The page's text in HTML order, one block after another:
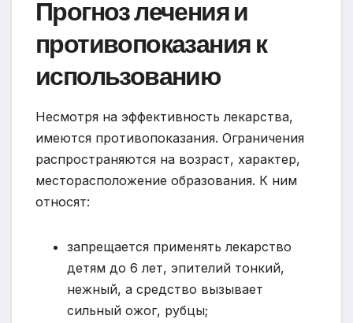
Прогноз лечения и
противопоказания к
использованию
Несмотря на эффективность лекарства,
имеются противопоказания. Ограничения
распространяются на возраст, характер,
месторасположение образования. К ним
относят:
запрещается применять лекарство
детям до 6 лет, эпителий тонкий,
нежный, а средство вызывает
сильный ожог, рубцы;